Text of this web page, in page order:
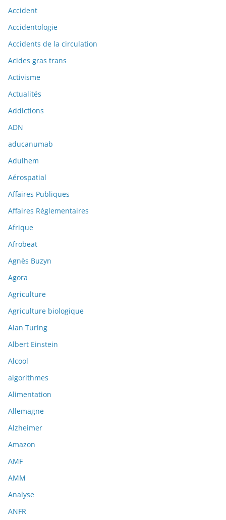
Accident
Accidentologie
Accidents de la circulation
Acides gras trans
Activisme
Actualités
Addictions
ADN
aducanumab
Adulhem
Aérospatial
Affaires Publiques
Affaires Réglementaires
Afrique
Afrobeat
Agnès Buzyn
Agora
Agriculture
Agriculture biologique
Alan Turing
Albert Einstein
Alcool
algorithmes
Alimentation
Allemagne
Alzheimer
Amazon
AMF
AMM
Analyse
ANFR